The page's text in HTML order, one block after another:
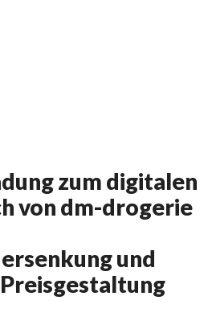
zum digitalen
von dm-drogerie
und